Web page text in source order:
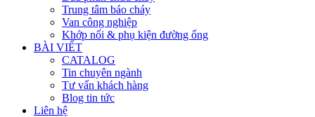
Trung tâm báo cháy
Van công nghiệp
Khớp nối & phụ kiện đường ống
BÀI VIẾT
CATALOG
Tin chuyên ngành
Tư vấn khách hàng
Blog tin tức
Liên hệ